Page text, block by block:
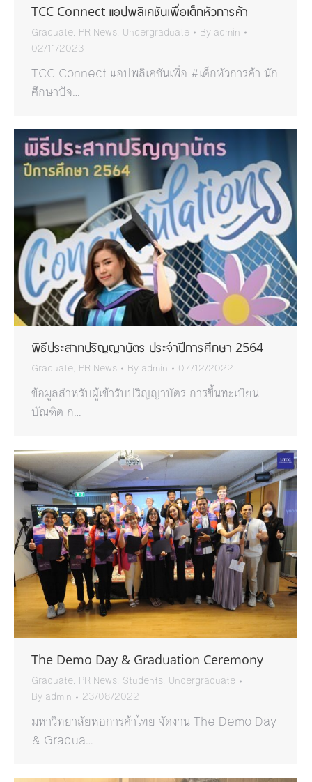
TCC Connect แอปพลิเคชันเพื่อเด็กหัวการค้า
Graduate, PR News, Undergraduate By admin
02/11/2023
TCC Connect แอปพลิเคชันเพื่อ #เด็กหัวการค้า นัก
ศึกษาปัจ…
พิธีประสาทปริญญาบัตร ประจำปีการศึกษา 2564
Graduate, PR News By admin 07/12/2022
ข้อมูลสำหรับผู้เข้ารับปริญญาบัตร การขึ้นทะเบียน
บัณฑิต ก…
The Demo Day & Graduation Ceremony
Graduate, PR News, Students, Undergraduate
By admin 23/08/2022
มหาวิทยาลัยหอการค้าไทย จัดงาน The Demo Day
& Gradua…